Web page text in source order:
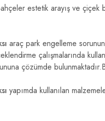
estetik arayış ve çiçek
araç park engelleme
çalışmalarında
çözümde
yapımda kullanılan